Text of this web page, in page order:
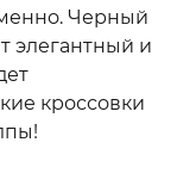
Черный
элегантный и
кроссовки